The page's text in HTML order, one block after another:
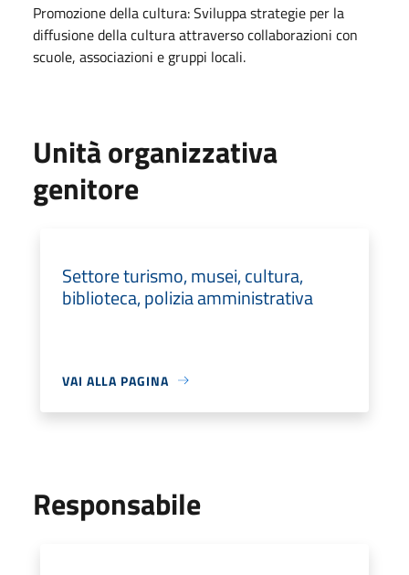
Promozione della cultura: Sviluppa strategie per la
diffusione della cultura attraverso collaborazioni con
scuole, associazioni e gruppi locali.
Unità organizzativa
genitore
Settore turismo, musei, cultura,
biblioteca, polizia amministrativa
VAI ALLA PAGINA
Responsabile